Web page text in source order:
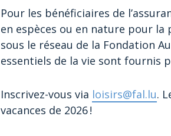
Pour les bénéficiaires de
en espèces ou en nature pour
sous le réseau de la Fondation
essentiels de la vie sont fournis
Inscrivez-vous via loisirs@fal.lu.
vacances de 2026 !